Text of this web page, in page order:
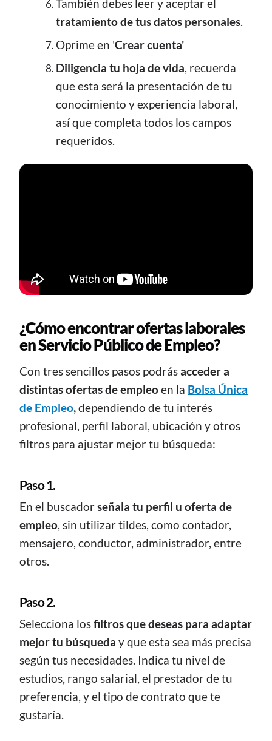
También debes leer y aceptar el
tratamiento de tus datos personales.
Oprime en 'Crear cuenta'
Diligencia tu hoja de vida, recuerda
que esta será la presentación de tu
conocimiento y experiencia laboral,
así que completa todos los campos
requeridos.
¿Cómo encontrar ofertas laborales
en Servicio Público de Empleo?
Con tres sencillos pasos podrásacceder a
distintas ofertas de empleoen la Bolsa Única
de Empleo,dependiendo de tu interés
profesional, perfil laboral, ubicación y otros
filtros para ajustar mejor tu búsqueda:
Paso 1.
En el buscadorseñala tu perfil u oferta de
empleo, sin utilizar tildes, como contador,
mensajero, conductor, administrador, entre
otros.
Paso 2.
Selecciona losfiltros que deseas para adaptar
mejor tu búsqueda y que esta sea más precisa
según tus necesidades. Indica tu nivel de
estudios, rango salarial, el prestador de tu
preferencia, y el tipo de contrato que te
gustaría.